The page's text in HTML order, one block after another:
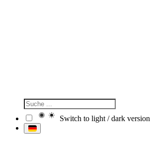
Switch to light / dark version